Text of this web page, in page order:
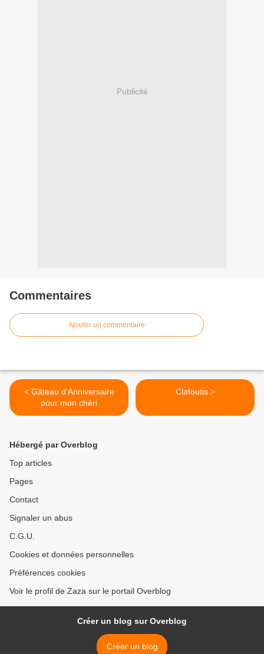
Publicité
Commentaires
Ajouter un commentaire
< Gâteau d'Anniversaire
pour mon chéri
Clafoutis >
Hébergé par Overblog
Top articles
Pages
Contact
Signaler un abus
C.G.U.
Cookies et données personnelles
Préférences cookies
Voir le profil de Zaza sur le portail Overblog
Créer un blog sur Overblog
Créer un blog